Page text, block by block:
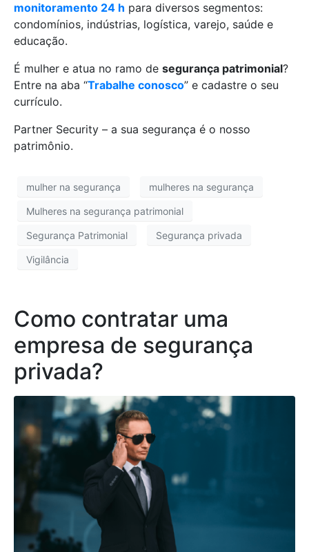
monitoramento 24 h para diversos segmentos:
condomínios, indústrias, logística, varejo, saúde e
educação.
É mulher e atua no ramo de segurança patrimonial?
Entre na aba “Trabalhe conosco” e cadastre o seu
currículo.
Partner Security – a sua segurança é o nosso
patrimônio.
mulher na segurança mulheres na segurança
Mulheres na segurança patrimonial
Segurança Patrimonial Segurança privada
Vigilância
Como contratar uma
empresa de segurança
privada?